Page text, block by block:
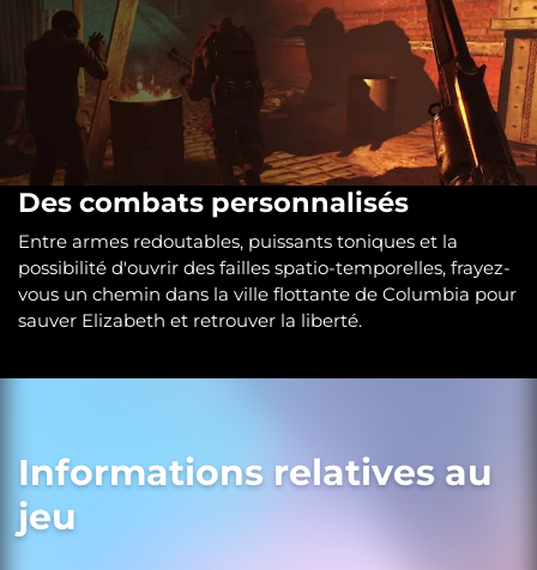
Des combats personnalisés
Entre armes redoutables, puissants toniques et la
possibilité d'ouvrir des failles spatio-temporelles, frayez-
vous un chemin dans la ville flottante de Columbia pour
sauver Elizabeth et retrouver la liberté.
Informations relatives au
jeu